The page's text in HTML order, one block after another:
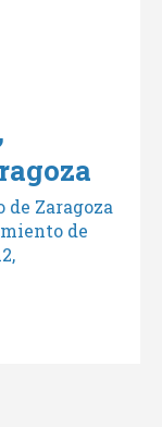
Zaragoza
de